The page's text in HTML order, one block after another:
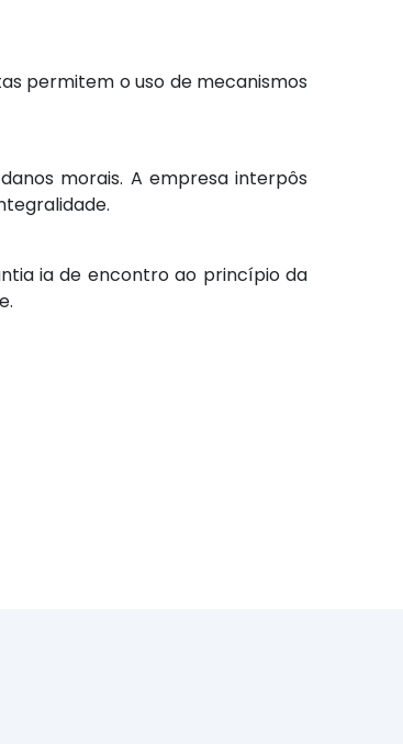
permitem o uso de mecanismos
morais. A empresa interpôs
ia de encontro ao princípio da